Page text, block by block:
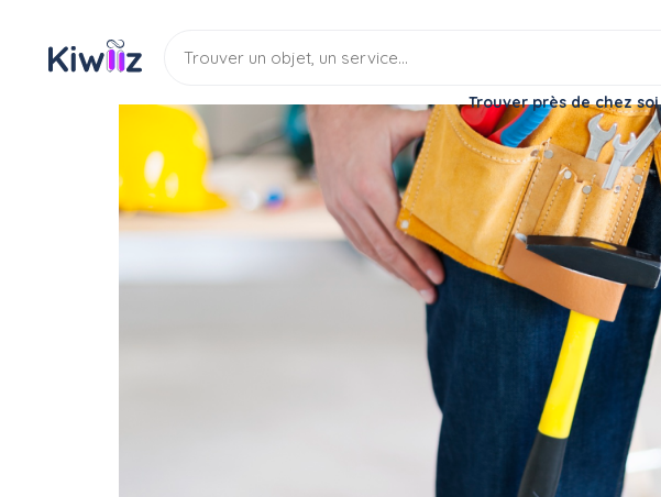
Trouver près de chez soi
Bricoleur Multi services
Je propose mes services
Service Multi services